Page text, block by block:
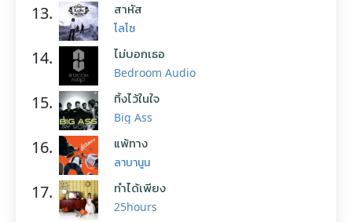
13. สาหัส
โลโซ
14. ไม่บอกเธอ
Bedroom Audio
15. ทิ้งไว้ในใจ
Big Ass
16. แพ้ทาง
ลาบานูน
17. ทำได้เพียง
25hours